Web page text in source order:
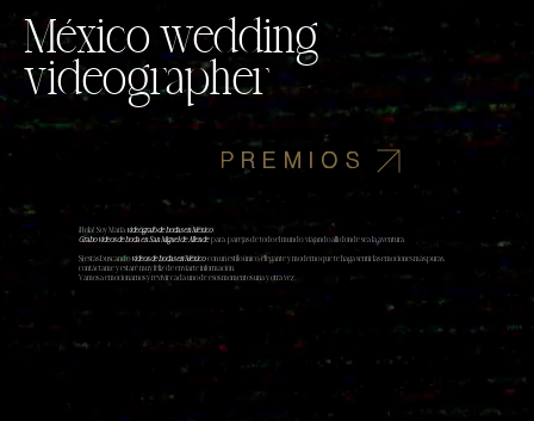
México wedding
videographer
¡Hola! Soy Marià videógrafo de bodas en México,
Grabo videos de boda en San Miguel de Allendepara parejas de todo el mundo, viajando allí donde sea la aventura.
Si estás buscandovideos de bodas en Méxicocon un estilo único, elegante y moderno que te haga sentir las emociones más puras,
contáctame y estaré muy feliz de enviarte información.
Vamos a emocionarnos y revivir cada uno de esos momentos una y otra vez.
PREMIOS